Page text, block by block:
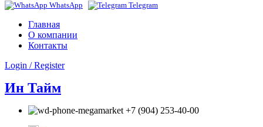
WhatsApp Telegram
Главная
О компании
Контакты
Login / Register
Ин Тайм
+7 (904) 253-40-00